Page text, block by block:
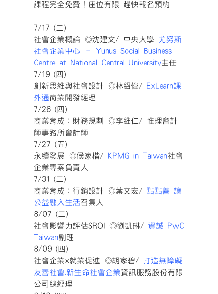
課程完全免費！座位有限 趕快報名預約
–
7/17 (二)
社會企業概論 ◎沈建文/ 中央大學 尤努斯
社會企業中心 – Yunus Social Business
Centre at National Central University主任
7/19 (四)
創新思維與社會設計 ◎林紹偉/
ExLearn課
外通商業開發經理
7/26 (四)
商業育成：財務規劃 ◎李維仁/ 惟理會計
師事務所會計師
7/27 (五)
永續發展 ◎侯家楷/
KPMG in Taiwan社會
企業專案負責人
7/31 (二)
商業育成：行銷設計 ◎葉文宏/ 點點善 讓
公益融入生活召集人
8/07 (二)
社會影響力評估SROI ◎劉凱琳/ 資誠 PwC
Taiwan副理
8/09 (四)
社會企業x就業促進 ◎胡家碧/ 打造無障礙
友善社會.新生命社會企業資訊服務股份有限
公司總經理